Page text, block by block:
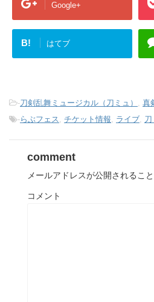
Google+
B! はてブ
-刀剣乱舞ミュージカル（刀ミュ）
真
-らぶフェス チケット情報 ライブ 刀
comment
メールアドレスが公開されるこ
コメント